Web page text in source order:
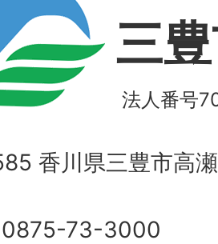
三
法人番号
香川県三豊市高
0875-73-3000